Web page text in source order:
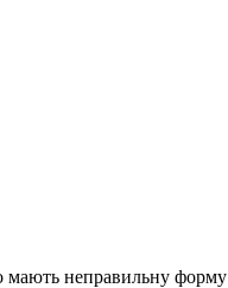
мають неправильну форму